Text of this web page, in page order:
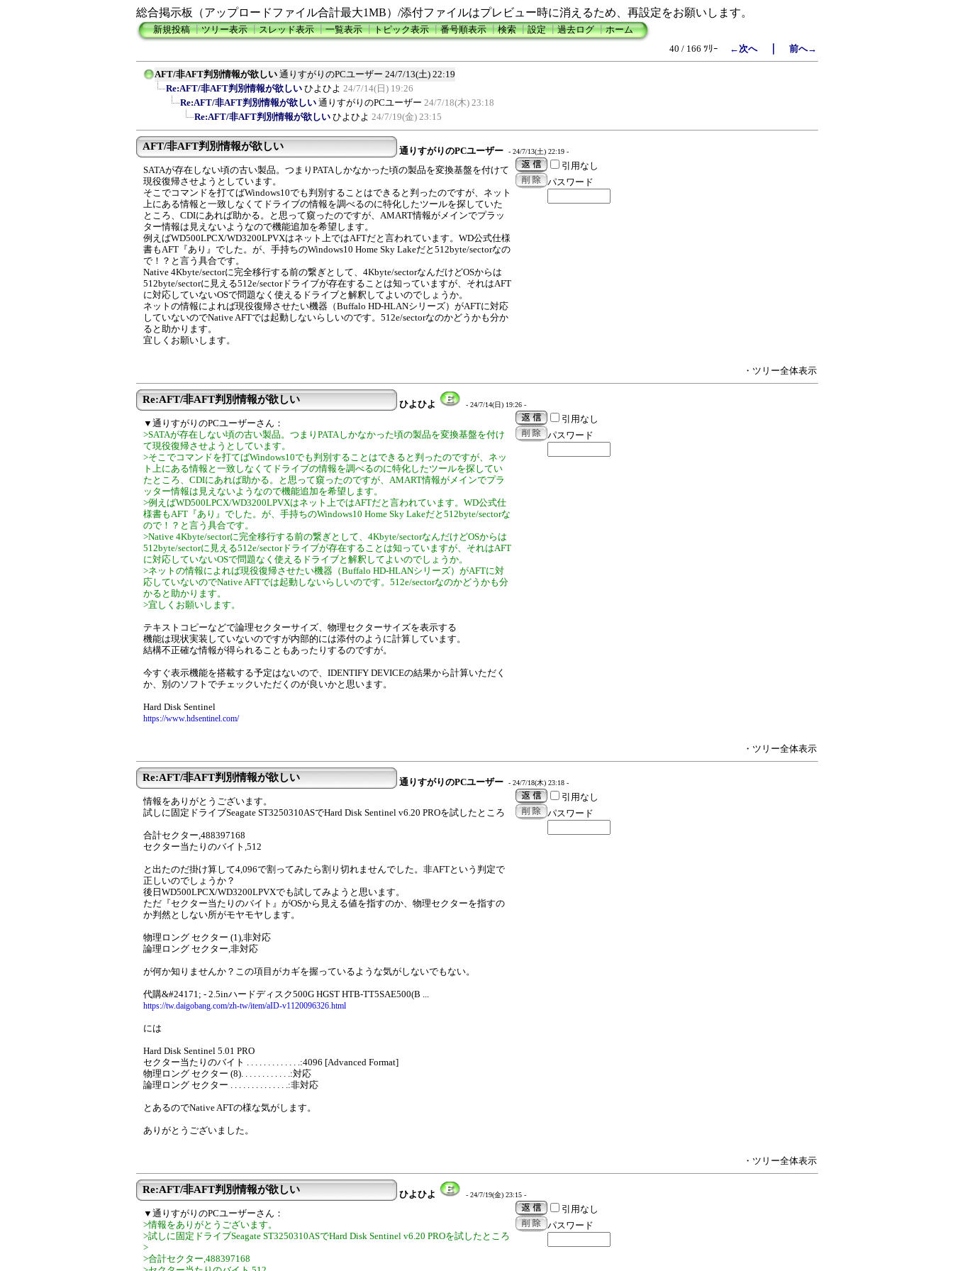
総合掲示板（アップロードファイル合計最大1MB）/添付ファイルはプレビュー時に消えるため、再設定をお願いします。
新規投稿┃ツリー表示┃スレッド表示┃一覧表示┃トピック表示┃番号順表示┃検索┃設定┃過去ログ┃ホーム
40 / 166 ﾂﾘｰ
←次へ｜ 前へ→
AFT/非AFT判別情報が欲しい 通りすがりのPCユーザー 24/7/13(土) 22:19
Re:AFT/非AFT判別情報が欲しい ひよひよ 24/7/14(日) 19:26
Re:AFT/非AFT判別情報が欲しい 通りすがりのPCユーザー 24/7/18(木) 23:18
Re:AFT/非AFT判別情報が欲しい ひよひよ 24/7/19(金) 23:15
AFT/非AFT判別情報が欲しい 通りすがりのPCユーザー - 24/7/13(土) 22:19 -
SATAが存在しない頃の古い製品。つまりPATAしかなかった頃の製品を変換基盤を付けて
現役復帰させようとしています。
そこでコマンドを打てばWindows10でも判別することはできると判ったのですが、ネット
上にある情報と一致しなくてドライブの情報を調べるのに特化したツールを探していた
ところ、CDIにあれば助かる。と思って窺ったのですが、AMART情報がメインでプラッ
ター情報は見えないようなので機能追加を希望します。
例えばWD500LPCX/WD3200LPVXはネット上ではAFTだと言われています。WD公式仕様
書もAFT『あり』でした。が、手持ちのWindows10 Home Sky Lakeだと512byte/sectorなの
で！？と言う具合です。
Native 4Kbyte/sectorに完全移行する前の繋ぎとして、4Kbyte/sectorなんだけどOSからは
512byte/sectorに見える512e/sectorドライブが存在することは知っていますが、それはAFT
に対応していないOSで問題なく使えるドライブと解釈してよいのでしょうか。
ネットの情報によれば現役復帰させたい機器（Buffalo HD-HLANシリーズ）がAFTに対応
していないのでNative AFTでは起動しないらしいのです。512e/sectorなのかどうかも分か
ると助かります。
宜しくお願いします。
引用なし
パスワード
・ツリー全体表示
Re:AFT/非AFT判別情報が欲しい ひよひよ - 24/7/14(日) 19:26 -
▼通りすがりのPCユーザーさん：
>SATAが存在しない頃の古い製品。つまりPATAしかなかった頃の製品を変換基盤を付け
て現役復帰させようとしています。
>そこでコマンドを打てばWindows10でも判別することはできると判ったのですが、ネッ
ト上にある情報と一致しなくてドライブの情報を調べるのに特化したツールを探してい
たところ、CDIにあれば助かる。と思って窺ったのですが、AMART情報がメインでプラ
ッター情報は見えないようなので機能追加を希望します。
>例えばWD500LPCX/WD3200LPVXはネット上ではAFTだと言われています。WD公式仕
様書もAFT『あり』でした。が、手持ちのWindows10 Home Sky Lakeだと512byte/sectorな
ので！？と言う具合です。
>Native 4Kbyte/sectorに完全移行する前の繋ぎとして、4Kbyte/sectorなんだけどOSからは
512byte/sectorに見える512e/sectorドライブが存在することは知っていますが、それはAFT
に対応していないOSで問題なく使えるドライブと解釈してよいのでしょうか。
>ネットの情報によれば現役復帰させたい機器（Buffalo HD-HLANシリーズ）がAFTに対
応していないのでNative AFTでは起動しないらしいのです。512e/sectorなのかどうかも分
かると助かります。
>宜しくお願いします。
テキストコピーなどで論理セクターサイズ、物理セクターサイズを表示する
機能は現状実装していないのですが内部的には添付のように計算しています。
結構不正確な情報が得られることもあったりするのですが。
今すぐ表示機能を搭載する予定はないので、IDENTIFY DEVICEの結果から計算いただく
か、別のソフトでチェックいただくのが良いかと思います。
Hard Disk Sentinel
https://www.hdsentinel.com/
引用なし
パスワード
・ツリー全体表示
Re:AFT/非AFT判別情報が欲しい 通りすがりのPCユーザー - 24/7/18(木) 23:18 -
情報をありがとうございます。
試しに固定ドライブSeagate ST3250310ASでHard Disk Sentinel v6.20 PROを試したところ
合計セクター,488397168
セクター当たりのバイト,512
と出たのだ掛け算して4,096で割ってみたら割り切れませんでした。非AFTという判定で
正しいのでしょうか？
後日WD500LPCX/WD3200LPVXでも試してみようと思います。
ただ『セクター当たりのバイト』がOSから見える値を指すのか、物理セクターを指すの
か判然としない所がモヤモヤします。
物理ロング セクター (1),非対応
論理ロング セクター,非対応
が何か知りませんか？この項目がカギを握っているような気がしないでもない。
代購&#24171; - 2.5inハードディスク500G HGST HTB-TT5SAE500(B ...
https://tw.daigobang.com/zh-tw/item/aID-v1120096326.html
には
Hard Disk Sentinel 5.01 PRO
セクター当たりのバイト . . . . . . . . . . . . .:4096 [Advanced Format]
物理ロング セクター (8). . . . . . . . . . . .:対応
論理ロング セクター . . . . . . . . . . . . . .:非対応
とあるのでNative AFTの様な気がします。
ありがとうございました。
引用なし
パスワード
・ツリー全体表示
Re:AFT/非AFT判別情報が欲しい ひよひよ - 24/7/19(金) 23:15 -
▼通りすがりのPCユーザーさん：
>情報をありがとうございます。
>試しに固定ドライブSeagate ST3250310ASでHard Disk Sentinel v6.20 PROを試したところ
>
>合計セクター,488397168
引用なし
パスワード